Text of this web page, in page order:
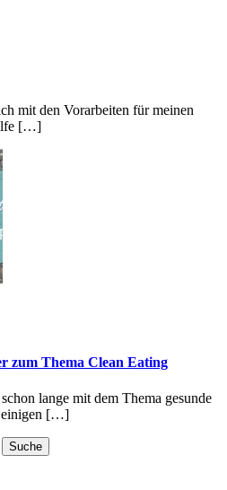
mit den Vorarbeiten für meinen
[…]
zum Thema Clean Eating
lange mit dem Thema gesunde
einigen […]